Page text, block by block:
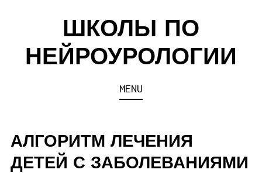
ШКОЛЫ ПО
НЕЙРОУРОЛОГИИ
MENU
АЛГОРИТМ ЛЕЧЕНИЯ
ДЕТЕЙ С ЗАБОЛЕВАНИЯМИ